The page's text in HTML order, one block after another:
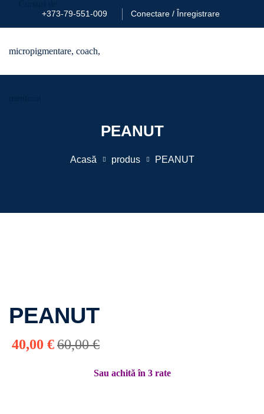
+373-79-551-009 Conectare / Înregistrare
PEANUT
Acasă produs PEANUT
PEANUT
60,00 €
Prețul
40,00 €
Prețul
Sau achită în 3 rate